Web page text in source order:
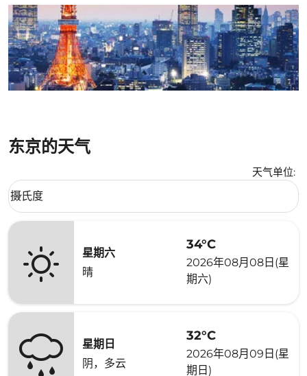
东京的天气
天气单位:
Weather unit option 摄氏度 Selected
摄氏度
keyboard_arrow_down
星期六
晴
34°C
2026年08月08日(星
期六)
星期日
阴，多云
32°C
2026年08月09日(星
期日)